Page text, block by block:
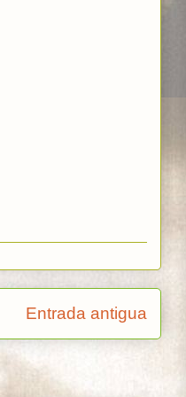
Entrada antigua